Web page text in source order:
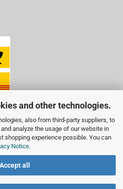
and other technologies.
also from third-party suppliers, to
analyze the usage of our website in
shopping experience possible. You can
Notice.
Accept all